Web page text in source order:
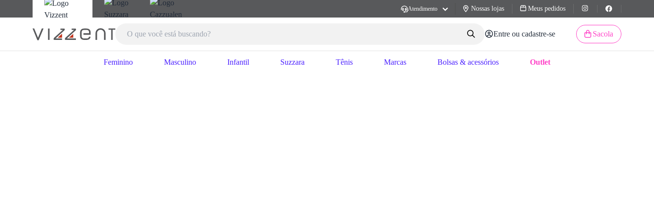
Atendimento Nossas lojas Meus pedidos
Entre ou cadastre-se Sacola
Feminino Masculino Infantil Suzzara Tênis Marcas Bolsas & acessórios Outlet